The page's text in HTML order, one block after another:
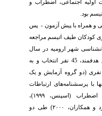
اولیه اجتماعی، اضطراب و
بود.
همراه با پیش آزمون - پس
کودکان طیف اتیسم مراجعه
شهر ارومیه در سال
1401 بودند. نمونه آماری با روش هدفمند، 45 نفر انتخاب و به
در سه گروه 15 نفری (دو گروه آزمایش و یک
پرسشنامه‌های ارتباطات
اولیه اجتماعی (زبوف، 2010)، اضطراب (اسپنس، ۱۹۹۹)،
کارکردهای اجرایی (بالستر جرارد و همکاران، ۲۰۰۰) طی دو